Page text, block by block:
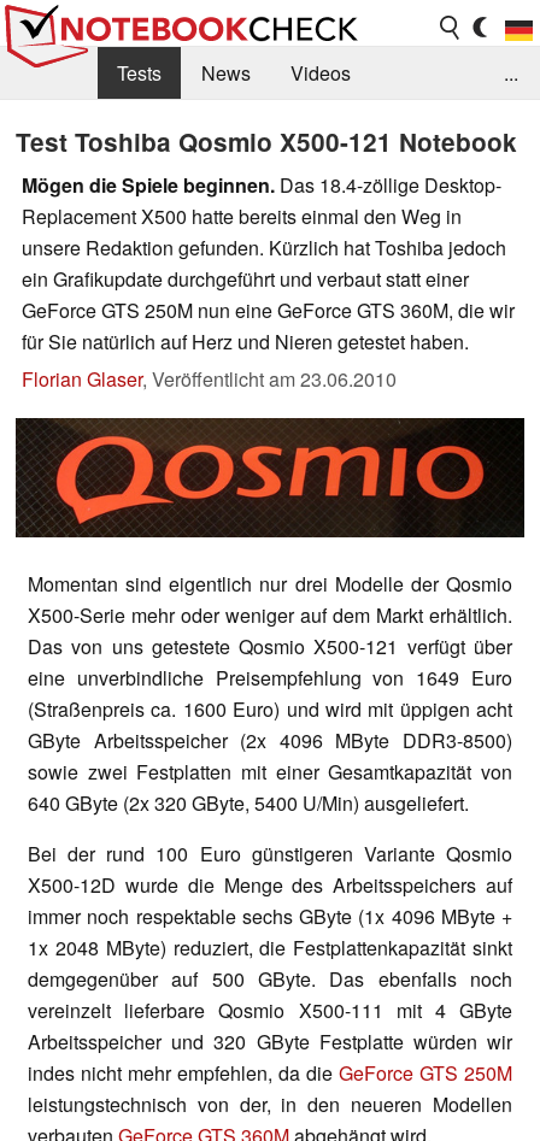
Tests News
Videos
Kaufberatung
Deals Suche
Jobs
Forum
...
Test Toshiba Qosmio X500-121 Notebook
Mögen die Spiele beginnen. Das 18.4-zöllige Desktop-
Replacement X500 hatte bereits einmal den Weg in
unsere Redaktion gefunden. Kürzlich hat Toshiba jedoch
ein Grafikupdate durchgeführt und verbaut statt einer
GeForce GTS 250M nun eine GeForce GTS 360M, die wir
für Sie natürlich auf Herz und Nieren getestet haben.
Florian Glaser, Veröffentlicht am23.06.2010
Momentan sind eigentlich nur drei Modelle der Qosmio
X500-Serie mehr oder weniger auf dem Markt erhältlich.
Das von uns getestete Qosmio X500-121 verfügt über
eine unverbindliche Preisempfehlung von 1649 Euro
(Straßenpreis ca. 1600 Euro) und wird mit üppigen acht
GByte Arbeitsspeicher (2x 4096 MByte DDR3-8500)
sowie zwei Festplatten mit einer Gesamtkapazität von
640 GByte (2x 320 GByte, 5400 U/Min) ausgeliefert.
Bei der rund 100 Euro günstigeren Variante Qosmio
X500-12D wurde die Menge des Arbeitsspeichers auf
immer noch respektable sechs GByte (1x 4096 MByte +
1x 2048 MByte) reduziert, die Festplattenkapazität sinkt
demgegenüber auf 500 GByte. Das ebenfalls noch
vereinzelt lieferbare Qosmio X500-111 mit 4 GByte
Arbeitsspeicher und 320 GByte Festplatte würden wir
indes nicht mehr empfehlen, da die GeForce GTS 250M
leistungstechnisch von der, in den neueren Modellen